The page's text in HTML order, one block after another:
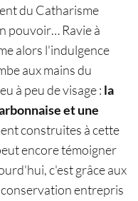
du Catharisme
pouvoir… Ravie à
alors l'indulgence
aux mains du
à peu de visage : la
et une
construites à cette
encore témoigner
c'est grâce aux
entrepris